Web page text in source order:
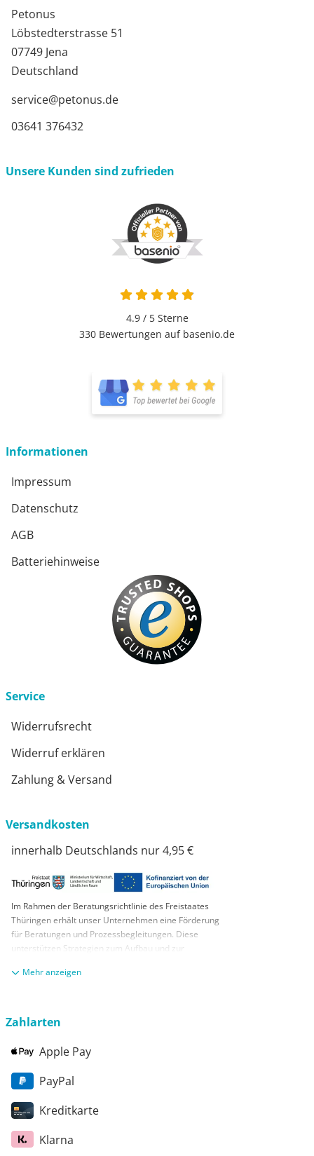
Petonus
Löbstedterstrasse 51
07749 Jena
Deutschland
service@petonus.de
03641 376432
Unsere Kunden sind zufrieden
4.9 / 5Sterne
330 Bewertungen auf basenio.de
Informationen
Impressum
Datenschutz
AGB
Batteriehinweise
Service
Widerrufsrecht
Widerruf erklären
Zahlung & Versand
Versandkosten
innerhalb Deutschlands nur 4,95 €
Im Rahmen der Beratungsrichtlinie des Freistaates
Thüringen erhält unser Unternehmen eine Förderung
für Beratungen und Prozessbegleitungen. Diese
unterstützen Strategien zum Aufbau und zur
KMUs. Die daraus resultierenden Ergebnisse und
aus Mitteln des Europäischen Sozialfonds Plus und
anzeigen
Zahlarten
Apple Pay
PayPal
Kreditkarte
Klarna